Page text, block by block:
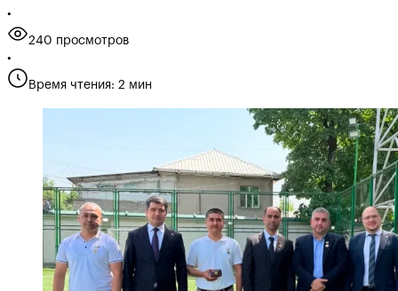
•
240 просмотров
•
Время чтения: 2 мин